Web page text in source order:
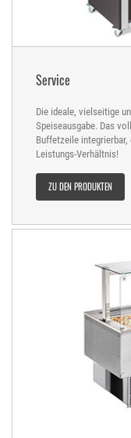
Service
Die ideale, vielseitige
Speiseausgabe. Das
Buffetzeile
Leistungs-Verhältnis!
ZU DEN PRODUKTEN